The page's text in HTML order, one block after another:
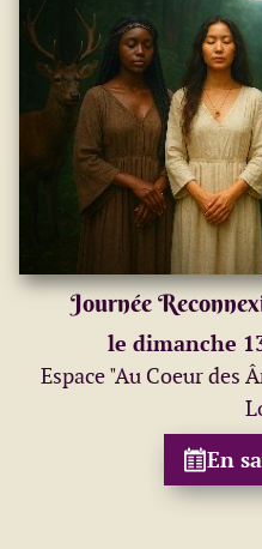
Journée
le dimanche
Espace "Au Coeur des
En